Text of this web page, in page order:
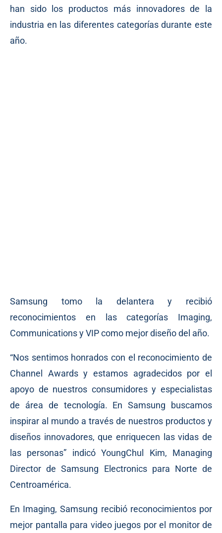
han sido los productos más innovadores de la
industria en las diferentes categorías durante este
año.
Samsung tomo la delantera y recibió
reconocimientos en las categorías Imaging,
Communications y VIP como mejor diseño del año.
“Nos sentimos honrados con el reconocimiento de
Channel Awards y estamos agradecidos por el
apoyo de nuestros consumidores y especialistas
de área de tecnología. En Samsung buscamos
inspirar al mundo a través de nuestros productos y
diseños innovadores, que enriquecen las vidas de
las personas” indicó YoungChul Kim, Managing
Director de Samsung Electronics para Norte de
Centroamérica.
En Imaging, Samsung recibió reconocimientos por
mejor pantalla para video juegos por el monitor de